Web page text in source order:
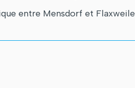
entre Mensdorf et